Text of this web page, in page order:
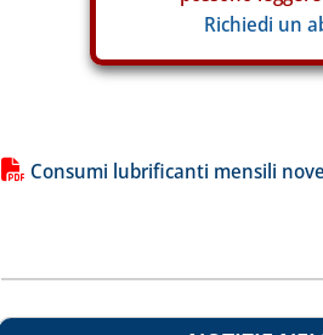
Richiedi un
Lista allegati PDF alla
Consumi lubrificanti mensili